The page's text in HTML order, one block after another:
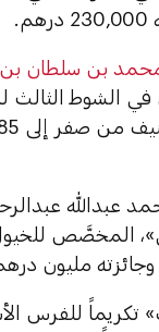
بن سلطان بن
عبدالله
تكريماً للفرس